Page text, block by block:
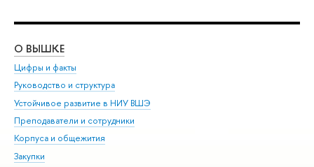
О ВЫШКЕ
Цифры и факты
Руководство и структура
Устойчивое развитие в НИУ ВШЭ
Преподаватели и сотрудники
Корпуса и общежития
Закупки